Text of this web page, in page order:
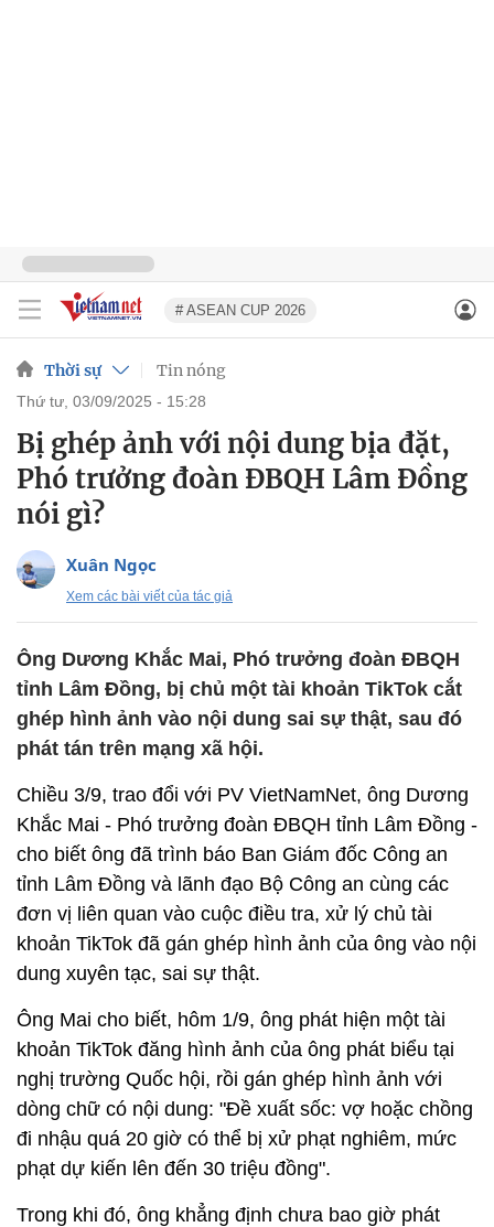
# ASEAN CUP 2026
Thời sự Tin nóng
thứ tư, 03/09/2025 - 15:28
Bị ghép ảnh với nội dung bịa đặt,
Phó trưởng đoàn ĐBQH Lâm Đồng
nói gì?
Xuân Ngọc
Xem các bài viết của tác giả
Ông Dương Khắc Mai, Phó trưởng đoàn ĐBQH
tỉnh Lâm Đồng, bị chủ một tài khoản TikTok cắt
ghép hình ảnh vào nội dung sai sự thật, sau đó
phát tán trên mạng xã hội.
Chiều 3/9, trao đổi với PV VietNamNet, ông Dương
Khắc Mai - Phó trưởng đoàn ĐBQH tỉnh Lâm Đồng -
cho biết ông đã trình báo Ban Giám đốc Công an
tỉnh Lâm Đồng và lãnh đạo Bộ Công an cùng các
đơn vị liên quan vào cuộc điều tra, xử lý chủ tài
khoản TikTok đã gán ghép hình ảnh của ông vào nội
dung xuyên tạc, sai sự thật.
Ông Mai cho biết, hôm 1/9, ông phát hiện một tài
khoản TikTok đăng hình ảnh của ông phát biểu tại
nghị trường Quốc hội, rồi gán ghép hình ảnh với
dòng chữ có nội dung: "Đề xuất sốc: vợ hoặc chồng
đi nhậu quá 20 giờ có thể bị xử phạt nghiêm, mức
phạt dự kiến lên đến 30 triệu đồng".
Trong khi đó, ông khẳng định chưa bao giờ phát